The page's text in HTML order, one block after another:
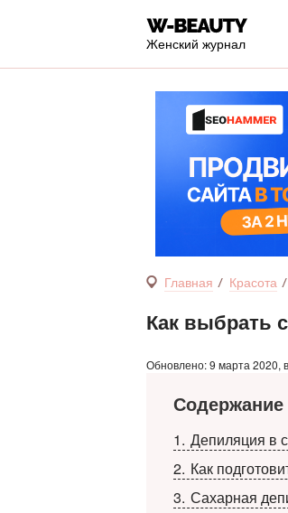
Женский журнал
Главная Красота
Как выбрать
Обновлено: 9 марта 2020,
Содержание
1 Депиляция в
2 Как
3 Сахарная